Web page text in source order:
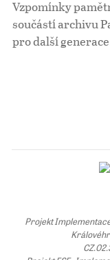
Příběhy našich
Vzpomínky
součástí archivu
pro další
Projekt